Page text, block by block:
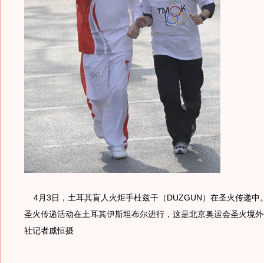
4月3日，土耳其盲人火炬手杜兹干（DUZGUN）在圣火传递中
圣火传递活动在土耳其伊斯坦布尔进行，这是北京奥运会圣火境
社记者戚恒摄